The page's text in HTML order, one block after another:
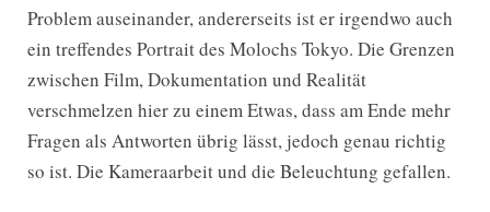
Problem auseinander, andererseits ist er irgendwo auch
ein treffendes Portrait des Molochs Tokyo. Die Grenzen
zwischen Film, Dokumentation und Realität
verschmelzen hier zu einem Etwas, dass am Ende mehr
Fragen als Antworten übrig lässt, jedoch genau richtig
so ist. Die Kameraarbeit und die Beleuchtung gefallen.